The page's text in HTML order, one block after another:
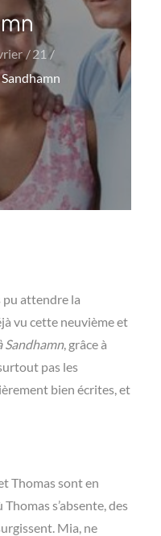
21
pu attendre la
vu cette neuvième et
Sandhamn, grâce à
pas les
bien écrites, et
Thomas sont en
s’absente, des
Mia, ne